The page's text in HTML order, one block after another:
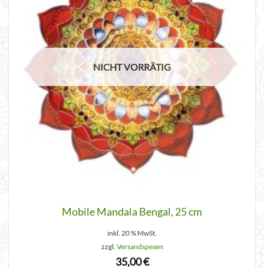
NICHT VORRÄTIG
Mobile Mandala Bengal, 25 cm
inkl. 20 % MwSt.
zzgl. Versandspesen
35,00€